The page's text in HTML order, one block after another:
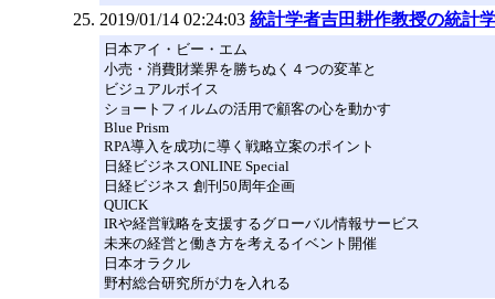
2019/01/14 02:24:03 統計学者吉田耕作教授の統計
日本アイ・ビー・エム
小売・消費財業界を勝ちぬく４つの変革と
ビジュアルボイス
ショートフィルムの活用で顧客の心を動かす
Blue Prism
RPA導入を成功に導く戦略立案のポイント
日経ビジネスONLINE Special
日経ビジネス 創刊50周年企画
QUICK
IRや経営戦略を支援するグローバル情報サービス
未来の経営と働き方を考えるイベント開催
日本オラクル
野村総合研究所が力を入れる